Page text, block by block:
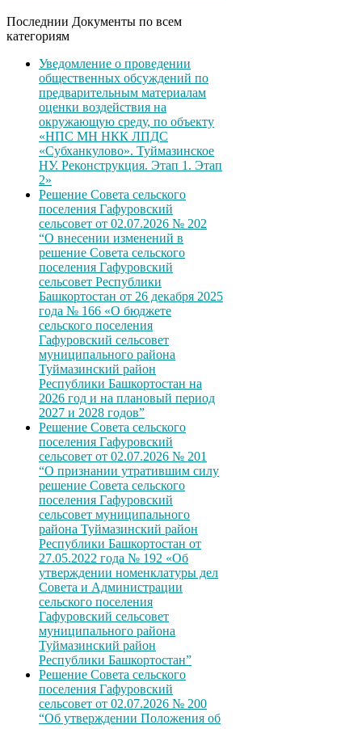
Последнии Документы по всем
категориям
Уведомление о проведении
общественных обсуждений по
предварительным материалам
оценки воздействия на
окружающую среду, по объекту
«НПС МН НКК ЛПДС
«Субханкулово». Туймазинское
НУ. Реконструкция. Этап 1. Этап
2»
Решение Совета сельского
поселения Гафуровский
сельсовет от 02.07.2026 № 202
“О внесении изменений в
решение Совета сельского
поселения Гафуровский
сельсовет Республики
Башкортостан от 26 декабря 2025
года № 166 «О бюджете
сельского поселения
Гафуровский сельсовет
муниципального района
Туймазинский район
Республики Башкортостан на
2026 год и на плановый период
2027 и 2028 годов”
Решение Совета сельского
поселения Гафуровский
сельсовет от 02.07.2026 № 201
“О признании утратившим силу
решение Совета сельского
поселения Гафуровский
сельсовет муниципального
района Туймазинский район
Республики Башкортостан от
27.05.2022 года № 192 «Об
утверждении номенклатуры дел
Совета и Администрации
сельского поселения
Гафуровский сельсовет
муниципального района
Туймазинский район
Республики Башкортостан”
Решение Совета сельского
поселения Гафуровский
сельсовет от 02.07.2026 № 200
“Об утверждении Положения об